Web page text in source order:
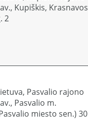
Kupiškis, Krasnavos
2
Pasvalio rajono
Pasvalio m.
miesto sen.) 30